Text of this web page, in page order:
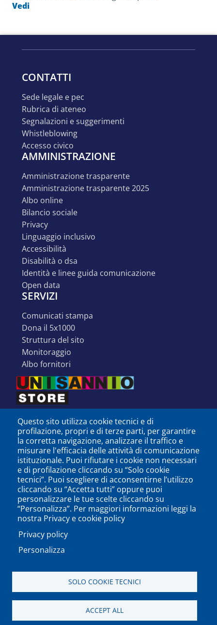
Vedi
CONTATTI
sede legale e pec
rubrica di ateneo
segnalazioni e suggerimenti
whistleblowing
accesso civico
AMMINISTRAZIONE
amministrazione trasparente
amministrazione trasparente 2025
albo online
bilancio sociale
privacy
linguaggio inclusivo
accessibilità
disabilità o dsa
identità e linee guida comunicazione
open data
SERVIZI
comunicati stampa
dona il 5x1000
struttura del sito
monitoraggio
albo fornitori
SEGUICI SU
PODCAST
Questo sito utilizza cookie tecnici e di
profilazione, propri e di terze parti, per garantire
la corretta navigazione, analizzare il traffico e
misurare l'efficacia delle attività di comunicazione
istituzionale. Puoi rifiutare i cookie non necessari
e di profilazione cliccando su “Solo cookie
tecnici”. Puoi scegliere di acconsentirne l’utilizzo
cliccando su “Accetta tutti” oppure puoi
personalizzare le tue scelte cliccando su
“Personalizza”. Per maggiori informazioni leggi la
nostra Privacy e cookie policy
Privacy policy
Personalizza
SOLO COOKIE TECNICI
ACCEPT ALL
Università degli Studi del Sannio di Benevento - Piazza
Guerrazzi, 82100 Benevento, ITALY P.IVA: 01114010620